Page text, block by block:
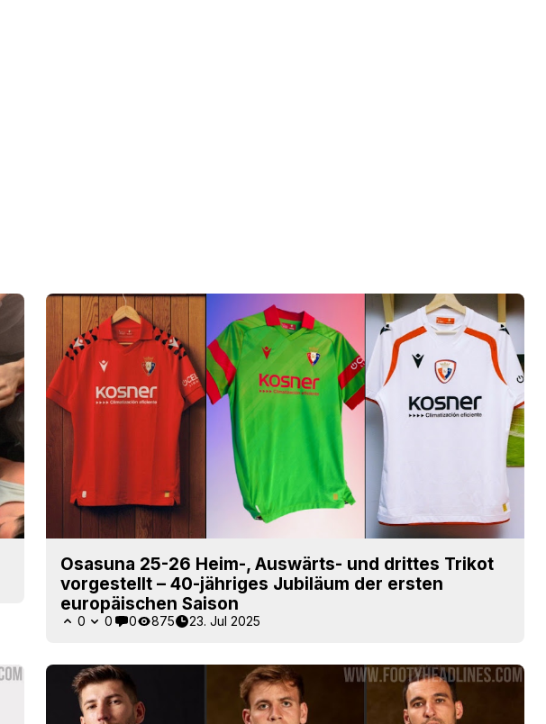
Osasuna 25-26 Heim-, Auswärts- und drittes Trikot
vorgestellt – 40-jähriges Jubiläum der ersten
europäischen Saison
0 0 0 875 23. Jul 2025